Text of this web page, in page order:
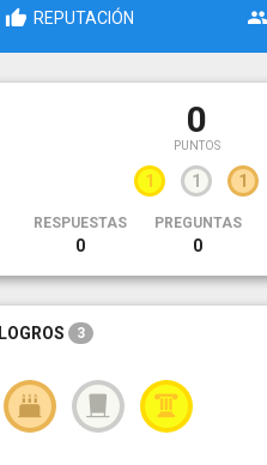
REPUTACIÓN
0
PUNTOS
1 1 1
RESPUESTAS
0
PREGUNTAS
0
LOGROS 3